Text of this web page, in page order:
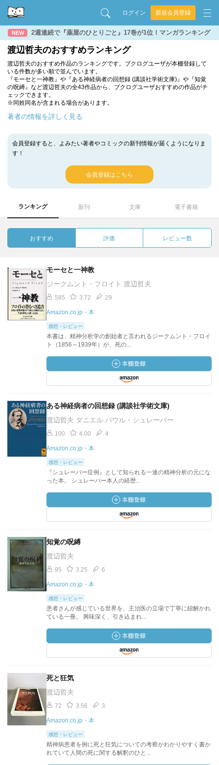
ログイン 新規会員登録
NEW 2週連続で『薬屋のひとりごと』17巻が1位！マンガランキング
渡辺哲夫のおすすめランキング
渡辺哲夫のおすすめ作品のランキングです。ブクログユーザが本棚登録して
いる件数が多い順で並んでいます。
『モーセと一神教』や『ある神経病者の回想録 (講談社学術文庫)』や『知覚
の呪縛』など渡辺哲夫の全43作品から、ブクログユーザおすすめの作品がチ
ェックできます。
※同姓同名が含まれる場合があります。
著者の情報を詳しく見る
会員登録すると、よみたい著者やコミックの新刊情報が届くようになりま
す！
会員登録はこちら
ランキング 新刊 文庫 電子書籍
おすすめ 評価 レビュー数
モーセと一神教
ジークムント・フロイト 渡辺哲夫
585 3.72 29
Amazon.co.jp・本
感想・レビュー
本書は、精神分析学の創始者と言われるジークムント・フロイ
ト（1856～1939年）が、死の...
ある神経病者の回想録 (講談社学術文庫)
渡辺哲夫 ダニエル.パウル・シュレーバー
100 4.00 4
Amazon.co.jp・本
感想・レビュー
『シュレーバー症例』として知られる一連の精神分析の元にな
った本。 シュレーバー本人の経歴...
知覚の呪縛
渡辺哲夫
95 3.25 6
Amazon.co.jp・本
感想・レビュー
患者さんが感じている世界を、主治医の立場で丁寧に紐解かれ
ている一冊。 興味深く、引き込まれ...
死と狂気
渡辺哲夫
72 3.56 3
Amazon.co.jp・本
感想・レビュー
精神病患者を例に死と狂気についての考察がわかりやすく書か
れていて人間の死に関する解釈のひと...